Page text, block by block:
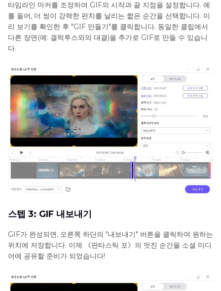
타임라인 마커를 조정하여 GIF의 시작과 끝 지점을 설정합니다. 예
를 들어, 더 씽이 강력한 펀치를 날리는 짧은 순간을 선택합니다. 미
리 보기를 확인한 후 "GIF 만들기"를 클릭합니다. 동일한 클립에서
다른 장면(예: 갤럭투스와의 대결)을 추가로 GIF로 만들 수 있습니
다.
스텝 3: GIF 내보내기
GIF가 완성되면, 오른쪽 하단의 "내보내기" 버튼을 클릭하여 원하는
위치에 저장합니다. 이제 《판타스틱 포》의 멋진 순간을 소셜 미디
어에 공유할 준비가 되었습니다!